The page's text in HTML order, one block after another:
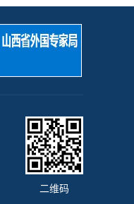
二维码